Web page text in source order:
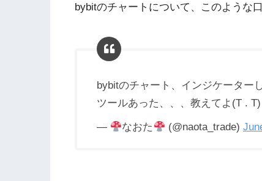
bybitのチャートについて、このような
bybitのチャート、インジケーター
ツールあった、、、教えてよ(T . T)
— なおた (@naota_trade)